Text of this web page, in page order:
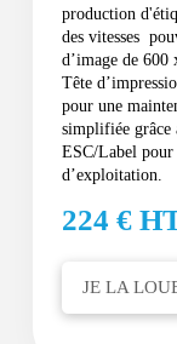
production
des vitesses
d’image de 600
Tête
pour une
simplifiée grâce
ESC/Label pour
d’exploitation.
224 €
JE LA